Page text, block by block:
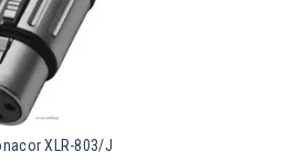
XLR-803/J